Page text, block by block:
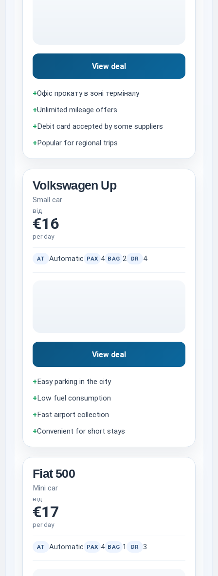
View deal
+Офіс прокату в зоні терміналу
+Unlimited mileage offers
+Debit card accepted by some suppliers
+Popular for regional trips
Volkswagen Up
Small car
від
€16
per day
AT Automatic PAX 4 BAG 2 DR 4
View deal
+ Easy parking in the city
+ Low fuel consumption
+ Fast airport collection
+Convenient for short stays
Fiat 500
Mini car
від
€17
per day
AT Automatic PAX 4 BAG 1 DR 3